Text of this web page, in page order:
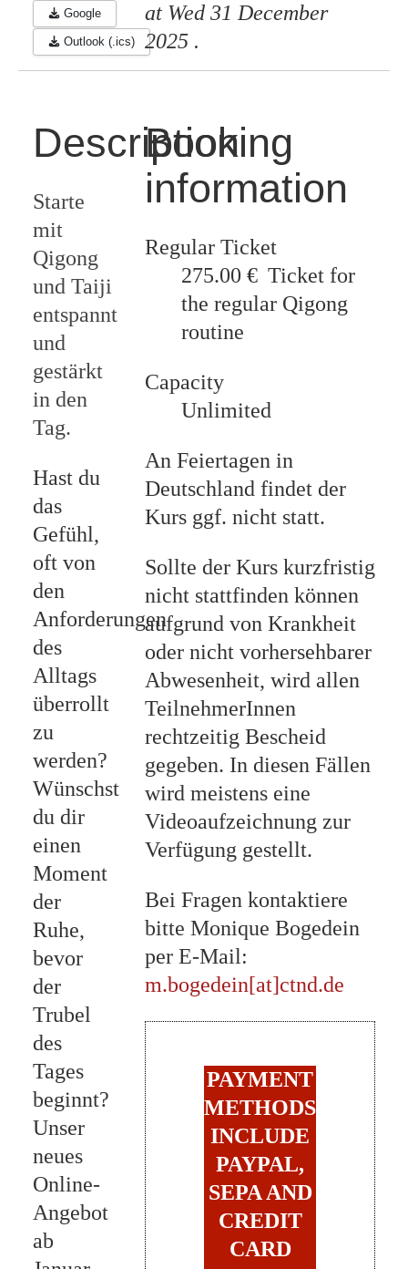
Google
Outlook (.ics)
at Wed 31 December
2025 .
Description
Starte
mit
Qigong
und Taiji
entspannt
und
gestärkt
in den
Tag.
Hast du
das
Gefühl,
oft von
den
Anforderungen
des
Alltags
überrollt
zu
werden?
Wünschst
du dir
einen
Moment
der
Ruhe,
bevor
der
Trubel
des
Tages
beginnt?
Unser
neues
Online-
Angebot
ab
Booking
information
Regular Ticket
275.00 € Ticket for
the regular Qigong
routine
Capacity
Unlimited
An Feiertagen in
Deutschland findet der
Kurs ggf. nicht statt.
Sollte der Kurs kurzfristig
nicht stattfinden können
aufgrund von Krankheit
oder nicht vorhersehbarer
Abwesenheit, wird allen
TeilnehmerInnen
rechtzeitig Bescheid
gegeben. In diesen Fällen
wird meistens eine
Videoaufzeichnung zur
Verfügung gestellt.
Bei Fragen kontaktiere
bitte Monique Bogedein
per E-Mail:
m.bogedein[at]ctnd.de
PAYMENT
METHODS
INCLUDE
PAYPAL,
SEPA AND
CREDIT
CARD